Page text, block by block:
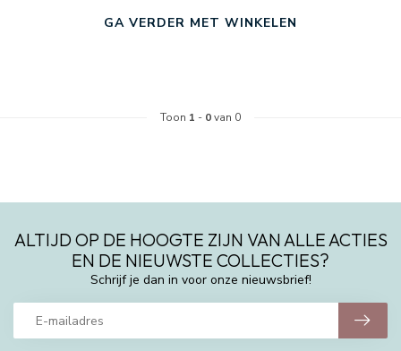
GA VERDER MET WINKELEN
Toon 1 - 0van 0
ALTIJD OP DE HOOGTE ZIJN VAN ALLE ACTIES
EN DE NIEUWSTE COLLECTIES?
Schrijf je dan in voor onze nieuwsbrief!